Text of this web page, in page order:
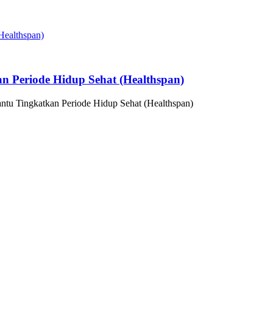
Hidup Sehat (Healthspan)
Tingkatkan Periode Hidup Sehat (Healthspan)